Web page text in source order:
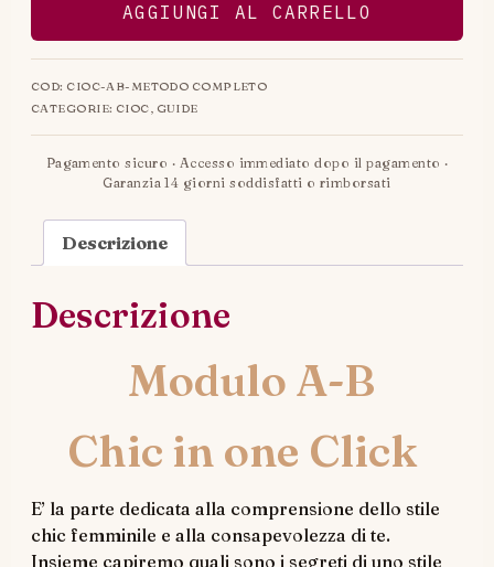
AGGIUNGI AL CARRELLO
COD: CIOC-AB-METODO COMPLETO
CATEGORIE: CIOC, GUIDE
Descrizione
Descrizione
Modulo A-B
Chic in one Click
E’ la parte dedicata alla comprensione dello stile
chic femminile e alla consapevolezza di te.
Insieme capiremo quali sono i segreti di uno stile